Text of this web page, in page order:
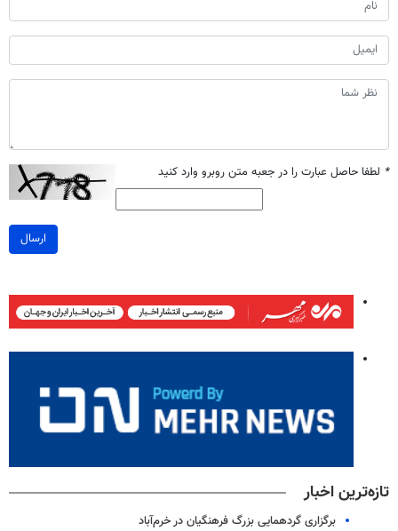
* لطفا حاصل عبارت را در جعبه متن روبرو وارد کنید
ارسال
تازه‌ترین اخبار
برگزاری گردهمایی بزرگ فرهنگیان در خرم‌آباد